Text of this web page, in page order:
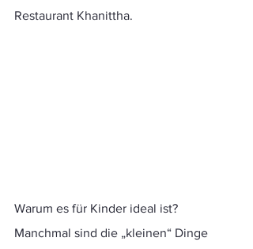
Restaurant Khanittha.
Warum es für Kinder ideal ist?
Manchmal sind die „kleinen“ Dinge